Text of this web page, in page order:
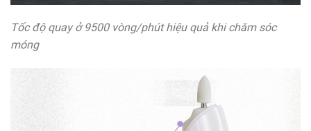
Tốc độ quay ở 9500 vòng/phút hiệu quả khi chăm sóc
móng